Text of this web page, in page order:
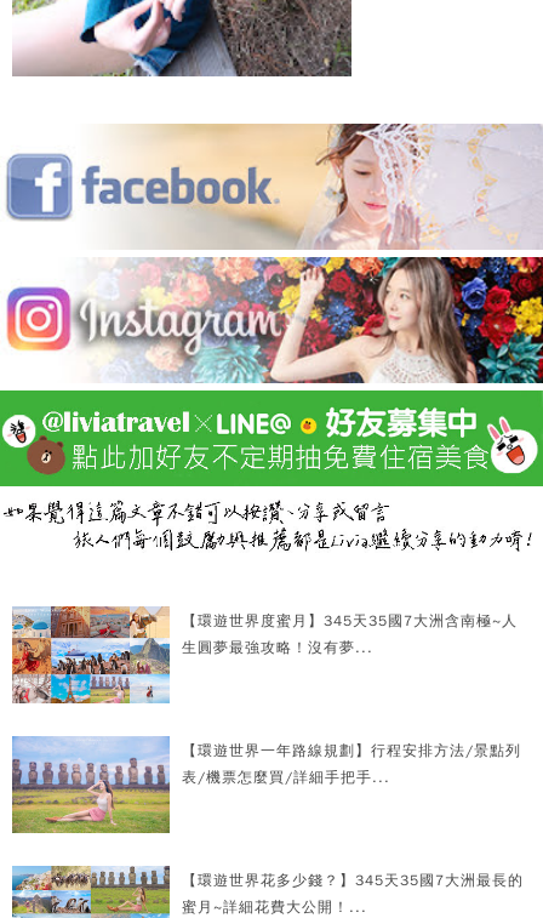
【環遊世界度蜜月】345天35國7大洲含南極~人
生圓夢最強攻略！沒有夢...
【環遊世界一年路線規劃】行程安排方法/景點列
表/機票怎麼買/詳細手把手...
【環遊世界花多少錢？】345天35國7大洲最長的
蜜月~詳細花費大公開！...